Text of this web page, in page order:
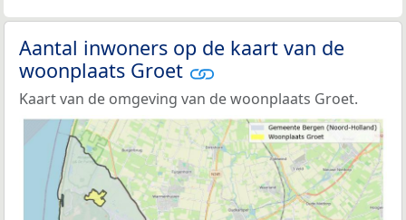
Aantal inwoners op de kaart van de
woonplaats Groet
Kaart van de omgeving van de woonplaats Groet.